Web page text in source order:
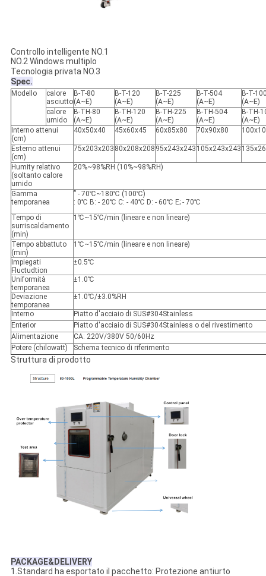
Controllo intelligente NO.1
NO.2 Windows multiplo
Tecnologia privata NO.3
Spec.
Modello
calore
asciutto
B-T-80
(A~E)
B-T-120
(A~E)
B-T-225
(A~E)
B-T-504
(A~E)
B-T-
(A~E)
calore
umido
B-TH-80
(A~E)
B-TH-120
(A~E)
B-TH-225
(A~E)
B-TH-504
(A~E)
B-TH-
(A~E)
Interno attenui
(cm)
40x50x40 45x60x45 60x85x80 70x90x80
Esterno attenui
(cm)
75x203x203 80x208x208 95x243x243 105x243x243
Humity relativo
(soltanto calore
umido
20%~98%RH (10%~98%RH)
Gamma
temporanea
” - 70℃~180℃ (100℃)
: 0℃ B: - 20℃ C: - 40℃ D: - 60℃ E; - 70℃
Tempo di
surriscaldamento
(min)
1℃~15℃/min (lineare e non lineare)
Tempo abbattuto
(min)
1℃~15℃/min (lineare e non lineare)
Impiegati
Fluctudtion
±0.5℃
Uniformità
temporanea
±1.0℃
Deviazione
temporanea
±1.0℃/±3.0%RH
Interno
Piatto d'acciaio di SUS#304Stainless
Enterior
Piatto d'acciaio di SUS#304Stainless o del rivestimento
Alimentazione
CA: 220V/380V 50/60Hz
Potere (chilowatt)
Schema tecnico di riferimento
Struttura di prodotto
PACKAGE&DELIVERY
1.Standard ha esportato il pacchetto: Protezione antiurto